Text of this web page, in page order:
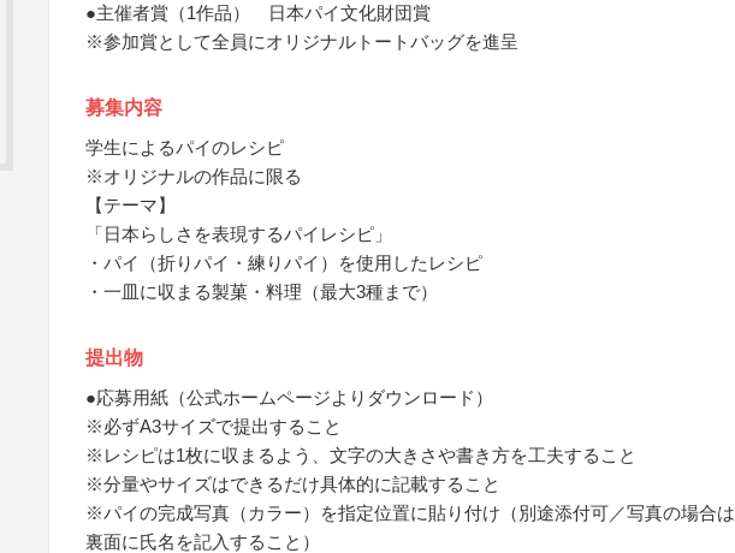
●主催者賞（1作品） 日本パイ文化財団賞
※参加賞として全員にオリジナルトートバッグを進呈
募集内容
学生によるパイのレシピ
※オリジナルの作品に限る
【テーマ】
「日本らしさを表現するパイレシピ」
・パイ（折りパイ・練りパイ）を使用したレシピ
・一皿に収まる製菓・料理（最大3種まで）
提出物
●応募用紙（公式ホームページよりダウンロード）
※必ずA3サイズで提出すること
※レシピは1枚に収まるよう、文字の大きさや書き方を工夫すること
※分量やサイズはできるだけ具体的に記載すること
※パイの完成写真（カラー）を指定位置に貼り付け（別途添付可／写真の場合は
裏面に氏名を記入すること）